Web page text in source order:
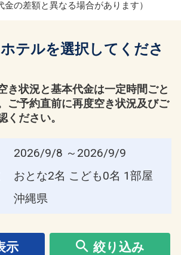
金の差額と異なる場合があります）
テルを選択してくださ
き状況と基本代金は一定時間ごと
ご予約直前に再度空き状況及びご
ください。
2026/9/8 ～2026/9/9
おとな2名 こども0名 1部屋
沖縄県
示 絞り込み